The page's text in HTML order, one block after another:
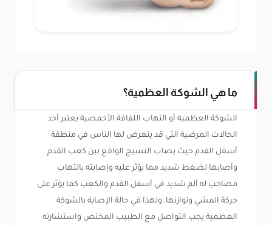
ما هي الشوكة العظمية؟
الشوكة العظمية أو التهاب اللفافة الأخمصية يعتبر أحد
الحالات المرضية التي قد يتعرض لها الناس في منطقة
أسفل القدم حيث يصاب النسيج الواقع بين كعب القدم
وأصابها لضغط شديد مما يؤثر عليه وإصابته بالتهاب
مصاحب له ألم شديد في أسفل القدم والكعب كما يؤثر على
حركة المشي وتوازنها، ولهذا في حالة الإصابة بالشوكة
العظمية يجب التواصل مع الطبيب المختص واستشارته